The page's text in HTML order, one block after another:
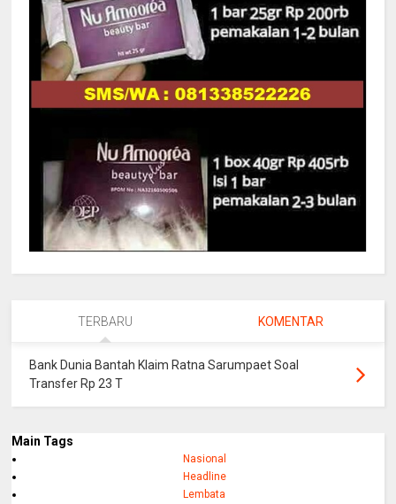
TERBARU KOMENTAR
Bank Dunia Bantah Klaim Ratna Sarumpaet Soal
Transfer Rp 23 T
Main Tags
Nasional
Headline
Lembata